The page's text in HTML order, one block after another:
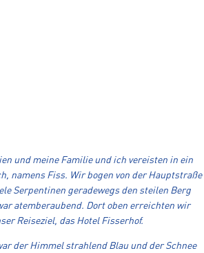
und meine Familie und ich vereisten in ein
namens Fiss. Wir bogen von der Hauptstraße
Serpentinen geradewegs den steilen Berg
atemberaubend. Dort oben erreichten wir
Reiseziel, das Hotel Fisserhof.
der Himmel strahlend Blau und der Schnee